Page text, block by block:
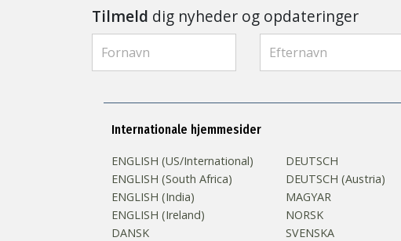
Tilmeld dig nyheder og opdateringer
Internationale hjemmesider
ENGLISH (US/International)
ENGLISH (South Africa)
ENGLISH (India)
ENGLISH (Ireland)
DANSK
DEUTSCH
DEUTSCH (Austria)
MAGYAR
NORSK
SVENSKA